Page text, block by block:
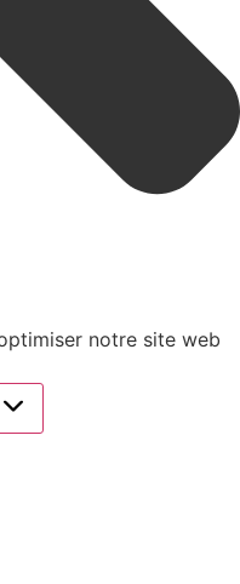
notre site web